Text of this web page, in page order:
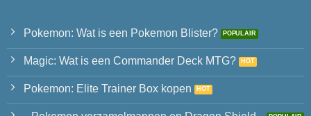
Pokemon: Wat is een Pokemon Blister?
Magic: Wat is een Commander Deck MTG?
Pokemon: Elite Trainer Box kopen